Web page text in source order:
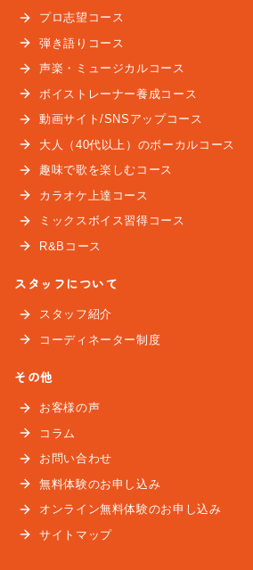
プロ志望コース
弾き語りコース
声楽・ミュージカルコース
ボイストレーナー養成コース
動画サイト/SNSアップコース
大人（40代以上）のボーカルコース
趣味で歌を楽しむコース
カラオケ上達コース
ミックスボイス習得コース
R&Bコース
スタッフについて
スタッフ紹介
コーディネーター制度
その他
お客様の声
コラム
お問い合わせ
無料体験のお申し込み
オンライン無料体験のお申し込み
サイトマップ